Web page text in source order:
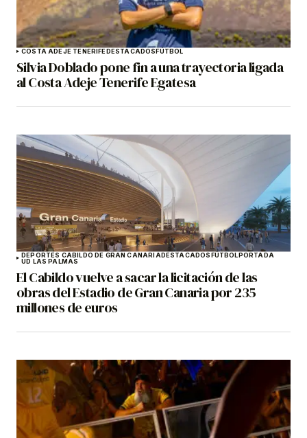
COSTA ADEJE TENERIFEDESTACADOSFÚTBOL
Silvia Doblado pone fin a una trayectoria ligada
al Costa Adeje Tenerife Egatesa
DEPORTES CABILDO DE GRAN CANARIADESTACADOSFÚTBOLPORTADA
UD LAS PALMAS
El Cabildo vuelve a sacar la licitación de las
obras del Estadio de Gran Canaria por 235
millones de euros